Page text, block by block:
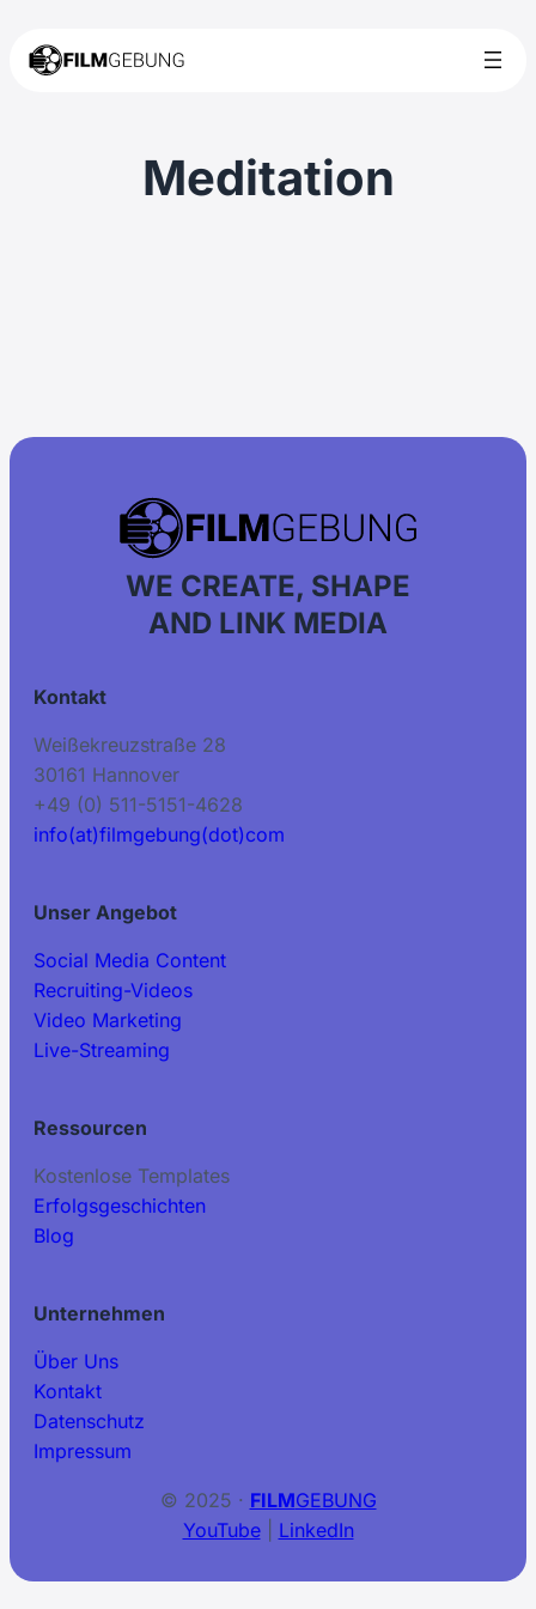
Meditation
WE CREATE, SHAPE
AND LINK MEDIA
Kontakt
Weißekreuzstraße 28
30161 Hannover
+49 (0) 511-5151-4628
info(at)filmgebung(dot)com
Unser Angebot
Social Media Content
Recruiting-Videos
Video Marketing
Live-Streaming
Ressourcen
Kostenlose Templates
Erfolgsgeschichten
Blog
Unternehmen
Über Uns
Kontakt
Datenschutz
Impressum
© 2025 · FILMGEBUNG
YouTube| LinkedIn